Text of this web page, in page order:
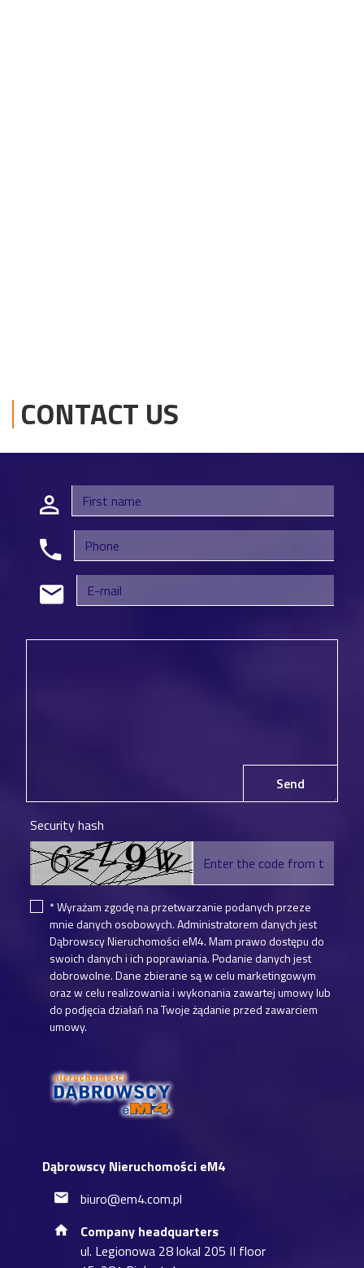
CONTACT US
Dąbrowscy Nieruchomości eM4
biuro@em4.com.pl
Company headquarters
ul. Legionowa 28 lokal 205 II floor
Send
Security hash
* Wyrażam zgodę na przetwarzanie podanych przeze
mnie danych osobowych. Administratorem danych jest
Dąbrowscy Nieruchomości eM4. Mam prawo dostępu do
swoich danych i ich poprawiania. Podanie danych jest
dobrowolne. Dane zbierane są w celu marketingowym
oraz w celu realizowania i wykonania zawartej umowy lub
do podjęcia działań na Twoje żądanie przed zawarciem
umowy.